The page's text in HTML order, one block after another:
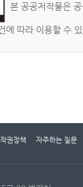
본 공공저작물은
에 따라 이용할 수 있
권정책 자주하는 질문